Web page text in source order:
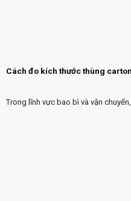
Cách đo kích thước thùng
Trong lĩnh vực bao bì và vận